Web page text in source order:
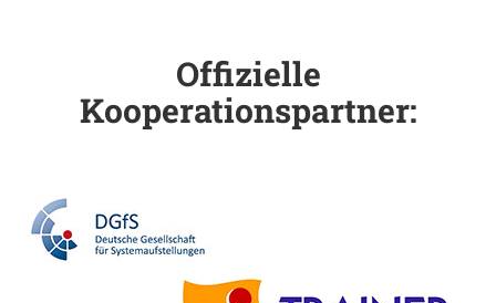
Offizielle
Kooperationspartner: